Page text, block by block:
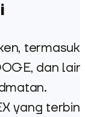
termasuk
dan
yang